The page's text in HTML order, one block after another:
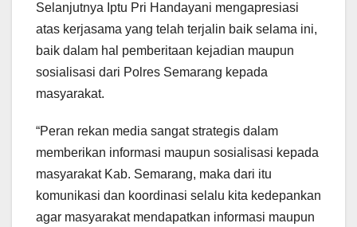
Selanjutnya Iptu Pri Handayani mengapresiasi
atas kerjasama yang telah terjalin baik selama ini,
baik dalam hal pemberitaan kejadian maupun
sosialisasi dari Polres Semarang kepada
masyarakat.
“Peran rekan media sangat strategis dalam
memberikan informasi maupun sosialisasi kepada
masyarakat Kab. Semarang, maka dari itu
komunikasi dan koordinasi selalu kita kedepankan
agar masyarakat mendapatkan informasi maupun